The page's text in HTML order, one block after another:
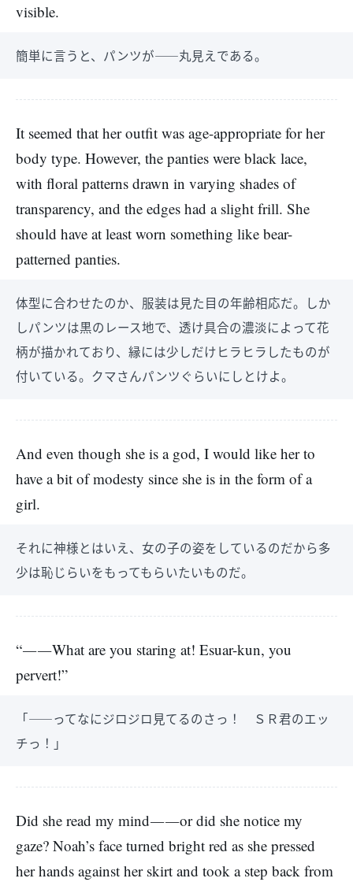
visible.
簡単に言うと、パンツが――丸見えである。
It seemed that her outfit was age-appropriate for her
body type. However, the panties were black lace,
with floral patterns drawn in varying shades of
transparency, and the edges had a slight frill. She
should have at least worn something like bear-
patterned panties.
体型に合わせたのか、服装は見た目の年齢相応だ。しか
しパンツは黒のレース地で、透け具合の濃淡によって花
柄が描かれており、縁には少しだけヒラヒラしたものが
付いている。クマさんパンツぐらいにしとけよ。
And even though she is a god, I would like her to
have a bit of modesty since she is in the form of a
girl.
それに神様とはいえ、女の子の姿をしているのだから多
少は恥じらいをもってもらいたいものだ。
“――What are you staring at! Esuar-kun, you
pervert!”
「――ってなにジロジロ見てるのさっ！ ＳＲ君のエッ
チっ！」
Did she read my mind――or did she notice my
gaze? Noah’s face turned bright red as she pressed
her hands against her skirt and took a step back from